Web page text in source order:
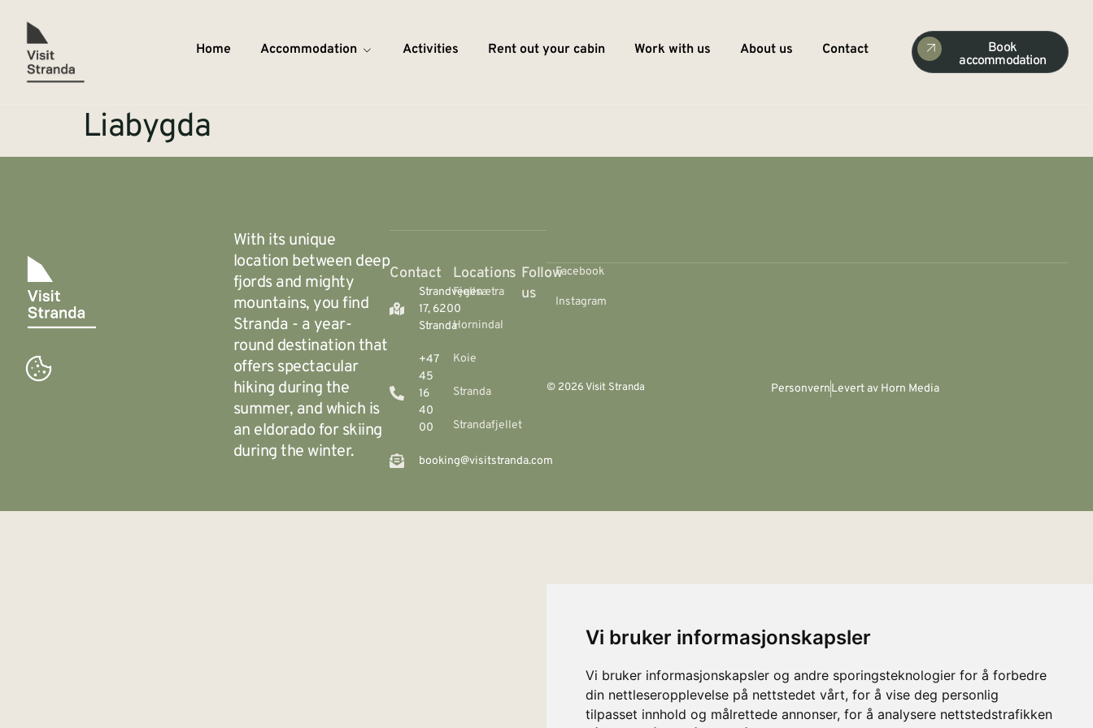
Vi bruker informasjonskapsler
Vi bruker informasjonskapsler og andre sporingsteknologier for å forbedre
din nettleseropplevelse på nettstedet vårt, for å vise deg personlig
tilpasset innhold og målrettede annonser, for å analysere nettstedstrafikken
Home Accommodation Activities Rent out your cabin Work with us About us Contact
Book
accommodation
Liabygda
With its unique
location between deep
fjords and mighty
mountains, you find
Stranda - a year-
round destination that
offers spectacular
hiking during the
summer, and which is
an eldorado for skiing
during the winter.
Contact
Strandvegen
17, 6200
Stranda
+47
45
16
40
00
booking@visitstranda.com
Locations
Fjellsætra
Hornindal
Koie
Stranda
Strandafjellet
Follow
us
Facebook
Instagram
© 2026 Visit Stranda PersonvernLevert av Horn Media